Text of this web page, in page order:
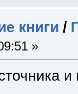
книги /
»
и